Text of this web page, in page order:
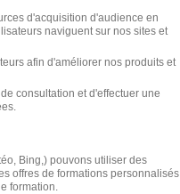
d'acquisition d'audience en
naviguent sur nos sites et
afin d'améliorer nos produits et
consultation et d'effectuer une
Bing,) pouvons utiliser des
offres de formations personnalisés
formation.